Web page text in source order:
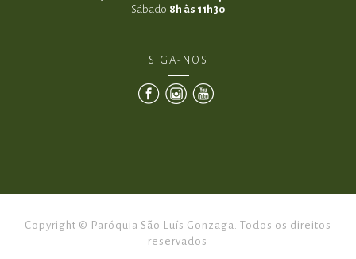
Sábado 8h às 11h30
SIGA-NOS
Copyright © Paróquia São Luís Gonzaga. Todos os direitos
reservados